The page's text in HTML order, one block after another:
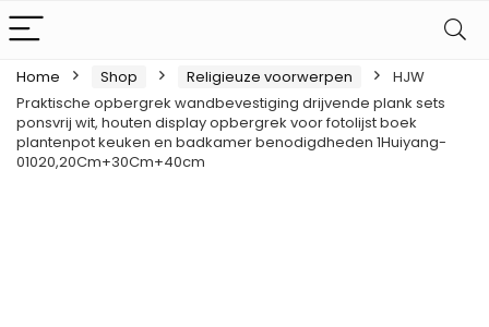
Home Shop Religieuze voorwerpen
HJW
Praktische opbergrek wandbevestiging drijvende plank sets
ponsvrij wit, houten display opbergrek voor fotolijst boek
plantenpot keuken en badkamer benodigdheden 1Huiyang-
01020,20Cm+30Cm+40cm